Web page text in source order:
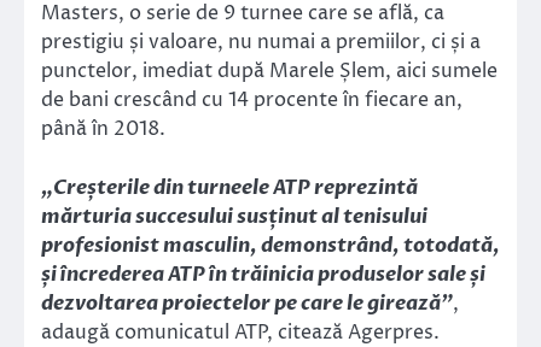
Masters, o serie de 9 turnee care se află, ca
prestigiu și valoare, nu numai a premiilor, ci și a
punctelor, imediat după Marele Șlem, aici sumele
de bani crescând cu 14 procente în fiecare an,
până în 2018.
„Creșterile din turneele ATP reprezintă
mărturia succesului susținut al tenisului
profesionist masculin, demonstrând, totodată,
și încrederea ATP în trăinicia produselor sale și
dezvoltarea proiectelor pe care le girează”,
adaugă comunicatul ATP, citează Agerpres.